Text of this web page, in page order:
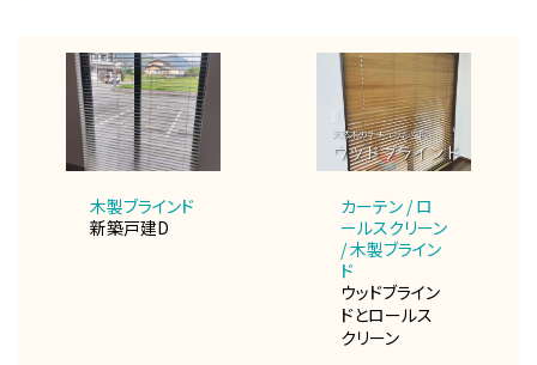
木製ブラインド
新築戸建D
カーテン / ロ
ールスクリーン
/ 木製ブライン
ド
ウッドブライン
ドとロールス
クリーン